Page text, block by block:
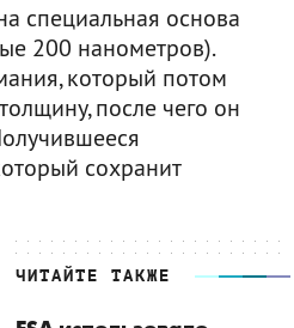
специальная основа
200 нанометров).
который потом
после чего он
сохранит
ЧИТАЙТЕ ТАКЖЕ